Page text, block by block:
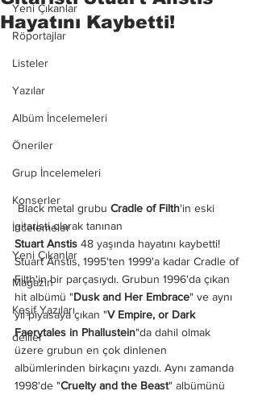
Yeni Çıkanlar
Röportajlar
Listeler
Yazılar
Albüm İncelemeleri
Öneriler
Grup İncelemeleri
Konserler
İncelemeler
Yeni Çıkanlar
Magazin
Keşif Yazıları
deliler
Hayatını Kaybetti!
Black metal grubu Cradle of Filth'in eski
gitaristi olarak tanınan
Stuart Anstis 48 yaşında hayatını kaybetti!
Stuart Anstis, 1995'ten 1999'a kadar Cradle of
Filth'in bir parçasıydı. Grubun 1996'da çıkan
hit albümü "Dusk and Her Embrace" ve aynı
yıl piyasaya çıkan "V Empire, or Dark
Faerytales in Phallustein"da dahil olmak
üzere grubun en çok dinlenen
albümlerinden birkaçını yazdı. Aynı zamanda
1998'de "Cruelty and the Beast" albümünü